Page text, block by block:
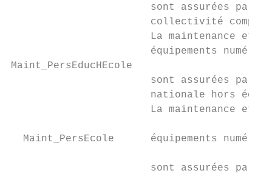
sont assurées par
collectivité
La maintenance et
équipements
Maint_PersEducHEcole
sont assurées par
nationale hors
La maintenance et
Maint_PersEcole      équipements
sont assurées par